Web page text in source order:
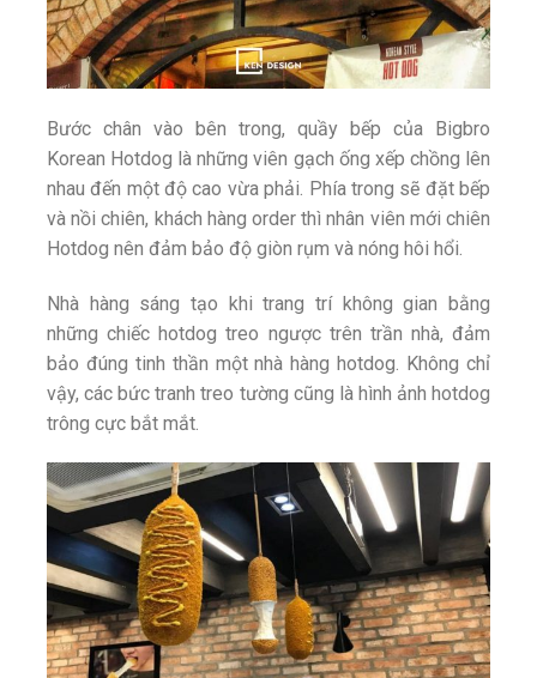
Bước chân vào bên trong, quầy bếp của Bigbro
Korean Hotdog là những viên gạch ống xếp chồng lên
nhau đến một độ cao vừa phải. Phía trong sẽ đặt bếp
và nồi chiên, khách hàng order thì nhân viên mới chiên
Hotdog nên đảm bảo độ giòn rụm và nóng hôi hổi.
Nhà hàng sáng tạo khi trang trí không gian bằng
những chiếc hotdog treo ngược trên trần nhà, đảm
bảo đúng tinh thần một nhà hàng hotdog. Không chỉ
vậy, các bức tranh treo tường cũng là hình ảnh hotdog
trông cực bắt mắt.